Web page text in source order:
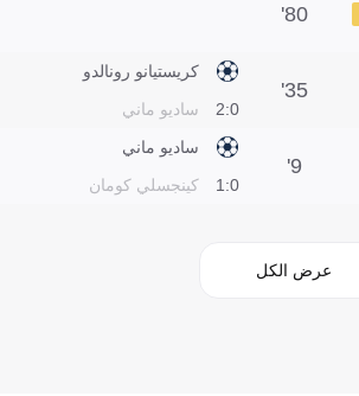
80'
0:2
كريستيانو رونالدو
ساديو ماني
35'
0:1
ساديو ماني
كينجسلي كومان
9'
عرض الكل